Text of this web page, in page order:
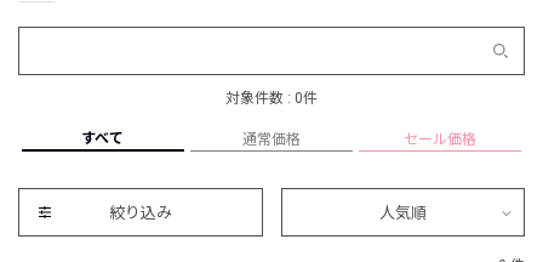
対象件数 : 0件
すべて 通常価格 セール価格
絞り込み 人気順